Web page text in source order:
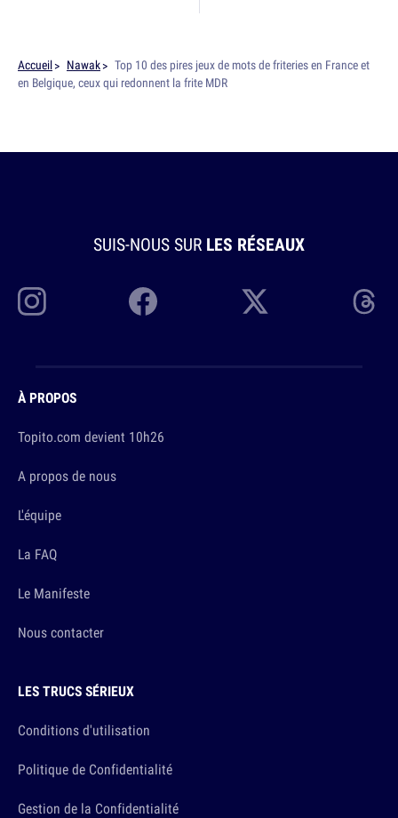
Accueil Nawak
Top 10 des pires jeux de mots de friteries en France et
en Belgique, ceux qui redonnent la frite MDR
SUIS-NOUS SUR LES RÉSEAUX
À PROPOS
Topito.com devient 10h26
A propos de nous
L'équipe
La FAQ
Le Manifeste
Nous contacter
LES TRUCS SÉRIEUX
Conditions d'utilisation
Politique de Confidentialité
Gestion de la Confidentialité